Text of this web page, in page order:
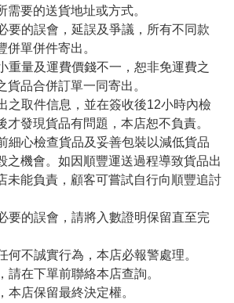
需要的送貨地址或方式。
的誤會，延誤及爭議，所有不同款
併單併件寄出。
量及運費價錢不一，恕非免運費之
貨品合併訂單一同寄出。
取件信息，並在簽收後12小時內檢
才發現貨品有問題，本店恕不負責。
心檢查貨品及妥善包裝以減低貨品
之機會。如因順豐運送過程導致貨品出
未能負責，顧客可嘗試自行向順豐追討
的誤會，請將入數證明保留直至完
不誠實行為，本店必報警處理。
在下單前聯絡本店查詢。
店保留最終決定權。